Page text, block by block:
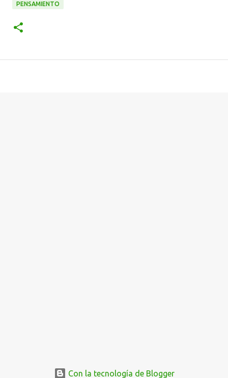
PENSAMIENTO
Con la tecnología de Blogger